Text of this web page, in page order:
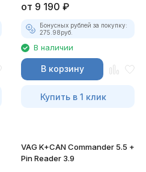
от 9 190 ₽
Бонусных рублей за покупку:
275.98руб.
В наличии
В корзину
Купить в 1 клик
VAG K+CAN Commander 5.5 +
Pin Reader 3.9